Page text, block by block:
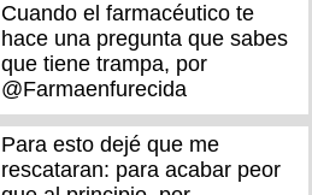
Cuando el farmacéutico te
hace una pregunta que sabes
que tiene trampa, por
@Farmaenfurecida
Para esto dejé que me
rescataran: para acabar peor